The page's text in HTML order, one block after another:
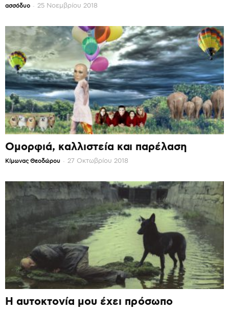
ασσόδυο - 25 Νοεμβρίου 2018
Ομορφιά, καλλιστεία και παρέλαση
Κίμωνας Θεοδώρου - 27 Οκτωβρίου 2018
Η αυτοκτονία μου έχει πρόσωπο